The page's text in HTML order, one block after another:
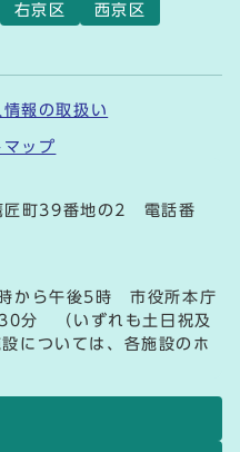
右京区
西京区
情報の取扱い
マップ
町39番地の2 電話番
から午後5時 市役所本庁
分 （いずれも土日祝及
については、各施設のホ